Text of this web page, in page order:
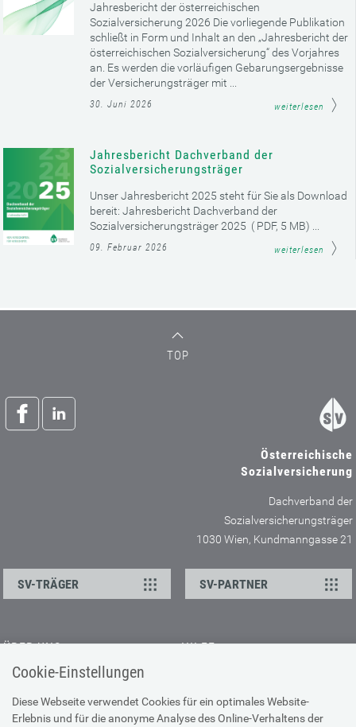
Cookie-Einstellungen
Diese Webseite verwendet Cookies für ein optimales Website-
Erlebnis und für die anonyme Analyse des Online-Verhaltens der
Jahresbericht der österreichischen
Sozialversicherung 2026 Die vorliegende Publikation
schließt in Form und Inhalt an den „Jahresbericht der
österreichischen Sozialversicherung“ des Vorjahres
an. Es werden die vorläufigen Gebarungsergebnisse
der Versicherungsträger mit ...
30. Juni 2026 weiterlesen
Jahresbericht Dachverband der
Sozialversicherungsträger
Unser Jahresbericht 2025 steht für Sie als Download
bereit: Jahresbericht Dachverband der
Sozialversicherungsträger 2025 ( PDF, 5 MB) ...
09. Februar 2026 weiterlesen
TOP
Österreichische
Sozialversicherung
Dachverband der
Sozialversicherungsträger
1030 Wien, Kundmanngasse 21
SV-TRÄGER SV-PARTNER
ÜBER UNS
Kontakt
Offene Stellen
Presse
HILFE
Browser-Info & Sicherheit
Hilfe zur Suche